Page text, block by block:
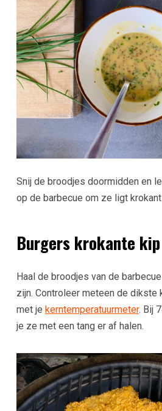
Snij de broodjes doormidden en
op de barbecue om ze ligt
Burgers krokante kip
Haal de broodjes van de
zijn. Controleer meteen de dikste
met je kerntemperatuurmeter. Bij
je ze met een tang er af halen.